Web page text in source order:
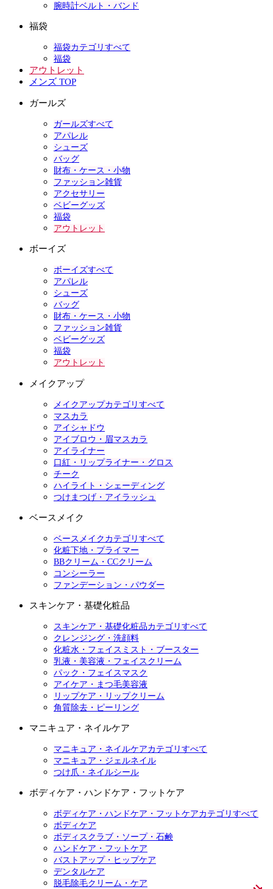
腕時計ベルト・バンド
福袋
福袋カテゴリすべて
福袋
アウトレット
メンズ TOP
ガールズ
ガールズすべて
アパレル
シューズ
バッグ
財布・ケース・小物
ファッション雑貨
アクセサリー
ベビーグッズ
福袋
アウトレット
ボーイズ
ボーイズすべて
アパレル
シューズ
バッグ
財布・ケース・小物
ファッション雑貨
ベビーグッズ
福袋
アウトレット
メイクアップ
メイクアップカテゴリすべて
マスカラ
アイシャドウ
アイブロウ・眉マスカラ
アイライナー
口紅・リップライナー・グロス
チーク
ハイライト・シェーディング
つけまつげ・アイラッシュ
ベースメイク
ベースメイクカテゴリすべて
化粧下地・プライマー
BBクリーム・CCクリーム
コンシーラー
ファンデーション・パウダー
スキンケア・基礎化粧品
スキンケア・基礎化粧品カテゴリすべて
クレンジング・洗顔料
化粧水・フェイスミスト・ブースター
乳液・美容液・フェイスクリーム
パック・フェイスマスク
アイケア・まつ毛美容液
リップケア・リップクリーム
角質除去・ピーリング
マニキュア・ネイルケア
マニキュア・ネイルケアカテゴリすべて
マニキュア・ジェルネイル
つけ爪・ネイルシール
ボディケア・ハンドケア・フットケア
ボディケア・ハンドケア・フットケアカテゴリすべて
ボディケア
ボディスクラブ・ソープ・石鹸
ハンドケア・フットケア
バストアップ・ヒップケア
デンタルケア
脱毛除毛クリーム・ケア